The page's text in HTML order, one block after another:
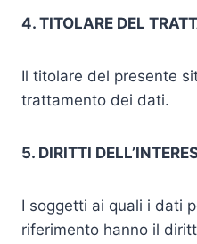
4. TITOLARE DEL
Il titolare del presente
trattamento dei dati.
5. DIRITTI
I soggetti ai quali i dati
riferimento hanno il